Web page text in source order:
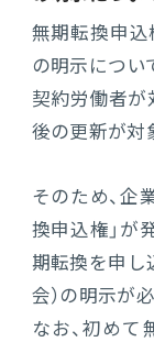
無期転換申
の明示につい
契約労働者が
後の更新が対
そのため、企
換申込権」が
期転換を申し
会）の明示が
なお、初め